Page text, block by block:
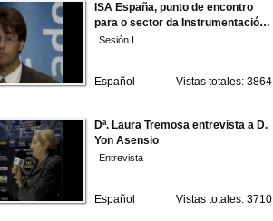
ISA España, punto de encontro
para o sector da Instrumentación
e Control
Sesión I
Español Vistas totales: 3864
Dª. Laura Tremosa entrevista a D.
Yon Asensio
Entrevista
Español Vistas totales: 3710